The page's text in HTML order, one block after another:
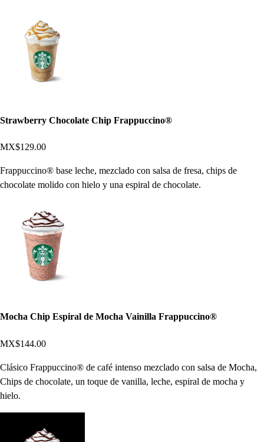
Strawberry Chocolate Chip Frappuccino®
MX$129.00
Frappuccino® base leche, mezclado con salsa de fresa, chips de
chocolate molido con hielo y una espiral de chocolate.
Mocha Chip Espiral de Mocha Vainilla Frappuccino®
MX$144.00
Clásico Frappuccino® de café intenso mezclado con salsa de Mocha,
Chips de chocolate, un toque de vanilla, leche, espiral de mocha y
hielo.